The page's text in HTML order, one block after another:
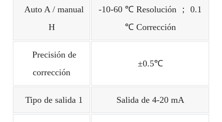
Auto A / manual
H
-10-60 ℃ Resolución ； 0.1
℃ Corrección
Precisión de
corrección
±0.5℃
Tipo de salida 1 Salida de 4-20 mA